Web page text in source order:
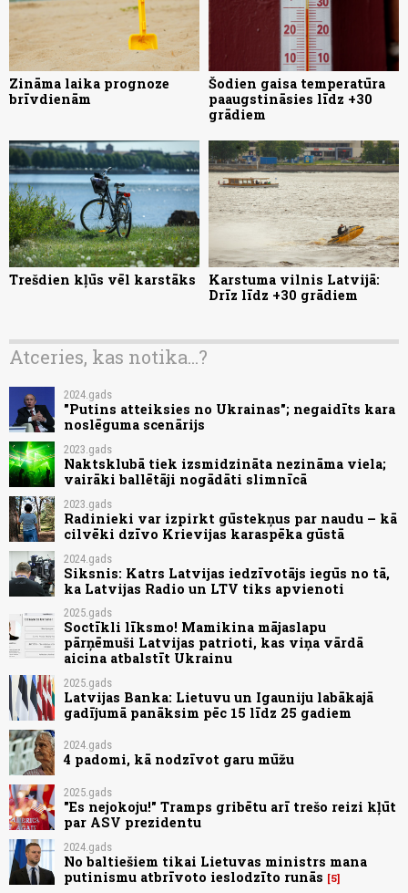
Zināma laika prognoze
brīvdienām
Šodien gaisa temperatūra
paaugstināsies līdz +30
grādiem
Trešdien kļūs vēl karstāks
Karstuma vilnis Latvijā:
Drīz līdz +30 grādiem
Atceries, kas notika...?
2024.gads
"Putins atteiksies no Ukrainas"; negaidīts kara
noslēguma scenārijs
2023.gads
Naktsklubā tiek izsmidzināta nezināma viela;
vairāki ballētāji nogādāti slimnīcā
2023.gads
Radinieki var izpirkt gūstekņus par naudu – kā
cilvēki dzīvo Krievijas karaspēka gūstā
2024.gads
Siksnis: Katrs Latvijas iedzīvotājs iegūs no tā,
ka Latvijas Radio un LTV tiks apvienoti
2025.gads
Soctīkli līksmo! Mamikina mājaslapu
pārņēmuši Latvijas patrioti, kas viņa vārdā
aicina atbalstīt Ukrainu
2025.gads
Latvijas Banka: Lietuvu un Igauniju labākajā
gadījumā panāksim pēc 15 līdz 25 gadiem
2024.gads
4 padomi, kā nodzīvot garu mūžu
2025.gads
"Es nejokoju!" Tramps gribētu arī trešo reizi kļūt
par ASV prezidentu
2024.gads
No baltiešiem tikai Lietuvas ministrs mana
putinismu atbrīvoto ieslodzīto runās
5